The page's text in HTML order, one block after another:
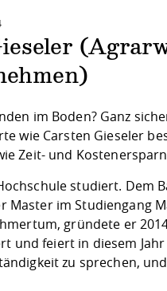
im Boden? Ganz
wie Carsten Gieseler
Zeit- und
studiert. Dem
Master im Studiengang
gründete er
und feiert in diesem
zu sprechen,